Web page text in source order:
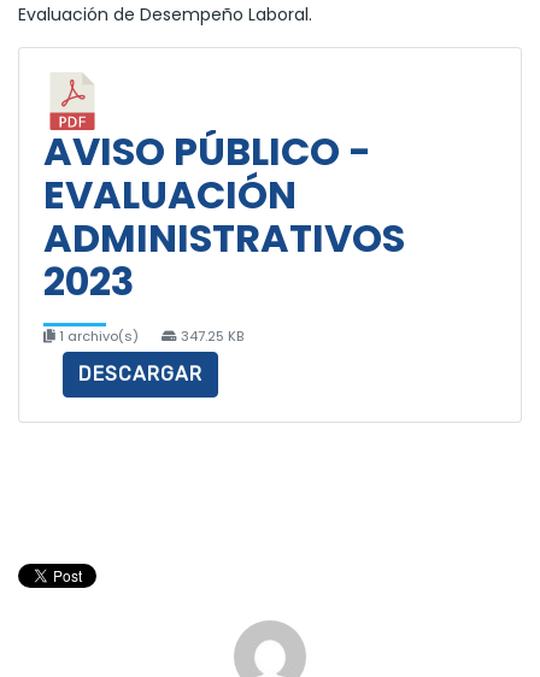
Evaluación de Desempeño Laboral.
AVISO PÚBLICO -
EVALUACIÓN
ADMINISTRATIVOS
2023
1 archivo(s) 347.25 KB
DESCARGAR